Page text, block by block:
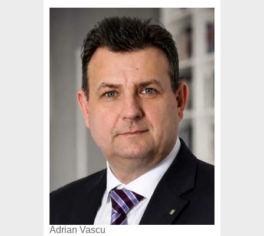
Adrian Vascu